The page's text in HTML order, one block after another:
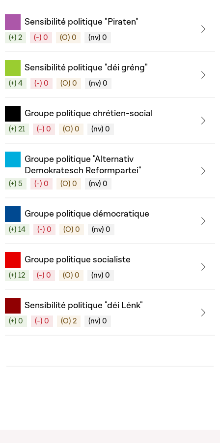
Sensibilité politique "Piraten"
(+) 2 (-) 0 (O) 0 (nv) 0
Sensibilité politique "déi gréng"
(+) 4 (-) 0 (O) 0 (nv) 0
Groupe politique chrétien-social
(+) 21 (-) 0 (O) 0 (nv) 0
Groupe politique "Alternativ
Demokratesch Reformpartei"
(+) 5 (-) 0 (O) 0 (nv) 0
Groupe politique démocratique
(+) 14 (-) 0 (O) 0 (nv) 0
Groupe politique socialiste
(+) 12 (-) 0 (O) 0 (nv) 0
Sensibilité politique "déi Lénk"
(+) 0 (-) 0 (O) 2 (nv) 0